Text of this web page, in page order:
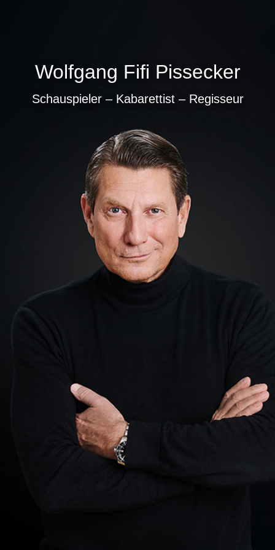
Wolfgang Fifi Pissecker
Schauspieler – Kabarettist – Regisseur